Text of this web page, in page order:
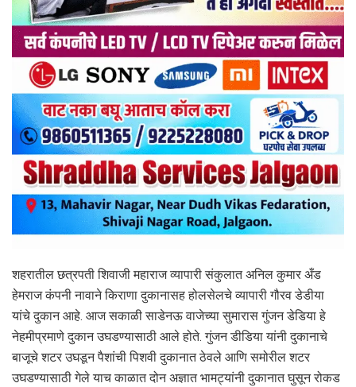
शहरातील छत्रपती शिवाजी महाराज व्यापारी संकुलात अनिल कुमार अँड
हेमराज कंपनी नावाने किराणा दुकानासह होलसेलचे व्यापारी गौरव डेडीया
यांचे दुकान आहे. आज सकाळी साडेनऊ वाजेच्या सुमारास गुंजन डेडिया हे
नेहमीप्रमाणे दुकान उघडण्यासाठी आले होते. गुंजन डीडिया यांनी दुकानाचे
बाजूचे शटर उघडून पैशांची पिशवी दुकानात ठेवले आणि समोरील शटर
उघडण्यासाठी गेले याच काळात दोन अज्ञात भामट्यांनी दुकानात घुसून रोकड